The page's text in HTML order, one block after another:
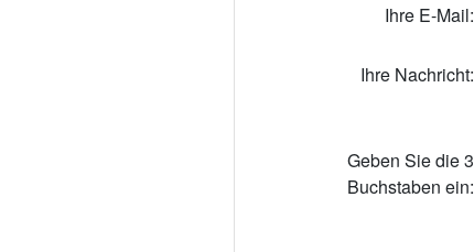
Ihre E-Mail:
Ihre Nachricht:
Geben Sie die 3
Buchstaben ein: